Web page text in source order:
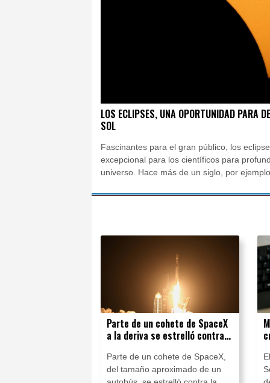
Murcia
LOS ECLIPSES, UNA OPORTUNIDAD PARA
SOL
Fascinantes para el gran público, los
excepcional para los científicos para
universo. Hace más de un siglo, por
Parte de un cohete de SpaceX
a la deriva se estrelló contra
Parte de un cohete de SpaceX,
del tamaño aproximado de un